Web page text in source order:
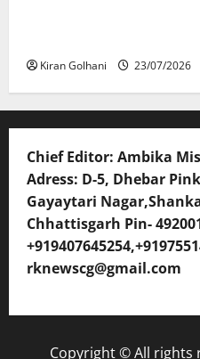
Kiran Golhani 23/07/2026
Chief Editor: Ambika
Adress: D-5, Dhebar
Gayaytari
Chhattisgarh Pin-
rknewscg@gmail.com
Copyright © All rights